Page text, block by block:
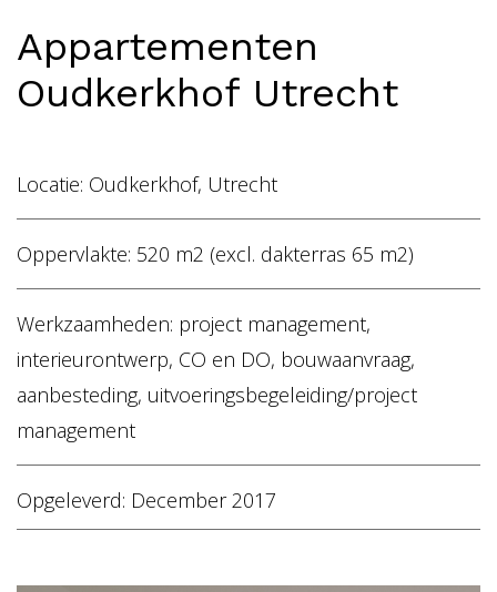
Vacancies
Appartementen
Oudkerkhof Utrecht
Locatie: Oudkerkhof, Utrecht
Oppervlakte: 520 m2 (excl. dakterras 65 m2)
Werkzaamheden: project management,
interieurontwerp, CO en DO, bouwaanvraag,
aanbesteding, uitvoeringsbegeleiding/project
management
Opgeleverd: December 2017